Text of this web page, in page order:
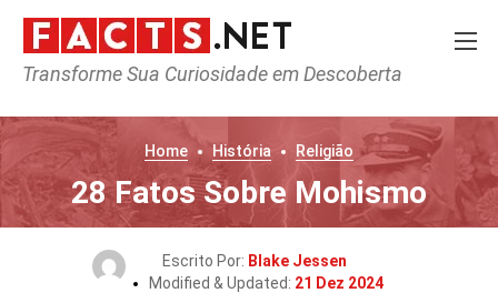
Transforme Sua Curiosidade em Descoberta
Home História Religião
28 Fatos Sobre Mohismo
Escrito Por: Blake Jessen
Modified & Updated: 21 Dez 2024